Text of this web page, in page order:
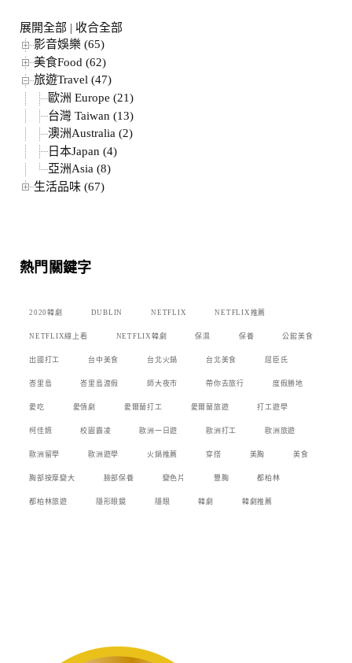
展開全部 | 收合全部
影音娛樂 (65)
美食Food (62)
旅遊Travel (47)
歐洲 Europe (21)
台灣 Taiwan (13)
澳洲Australia (2)
日本Japan (4)
亞洲Asia (8)
生活品味 (67)
熱門關鍵字
2020韓劇 DUBLIN NETFLIX NETFLIX推薦
NETFLIX線上看 NETFLIX韓劇 保濕 保養 公館美食
出國打工 台中美食 台北火鍋 台北美食 屈臣氏
峇里島 峇里島渡假 師大夜市 帶你去旅行 度假勝地
愛吃 愛情劇 愛爾蘭打工 愛爾蘭旅遊 打工遊學
柯佳嬿 校園霸凌 歐洲一日遊 歐洲打工 歐洲旅遊
歐洲留學 歐洲遊學 火鍋推薦 穿搭 美胸 美食
胸部按摩變大 臉部保養 變色片 豐胸 都柏林
都柏林旅遊 隱形眼鏡 隱眼 韓劇 韓劇推薦